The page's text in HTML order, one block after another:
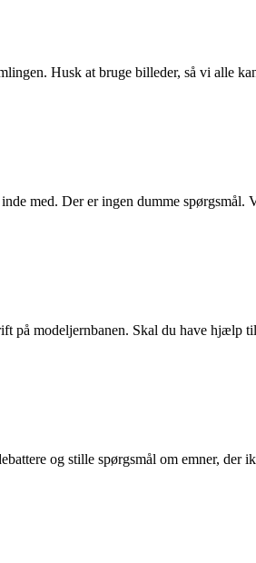
Husk at bruge billeder, så vi alle
med. Der er ingen dumme
på modeljernbanen. Skal du have hjælp
og stille spørgsmål om emner, der